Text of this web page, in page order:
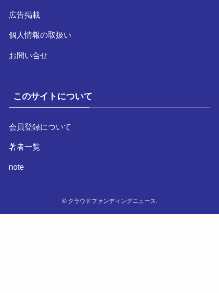
広告掲載
個人情報の取扱い
お問い合せ
このサイトについて
会員登録について
著者一覧
note
©クラウドファンディングニュース.